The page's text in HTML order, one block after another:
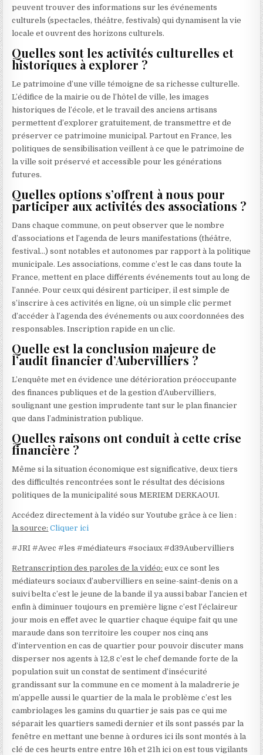
peuvent trouver des informations sur les événements
culturels (spectacles, théâtre, festivals) qui dynamisent la vie
locale et ouvrent des horizons culturels.
Quelles sont les activités culturelles et
historiques à explorer ?
Le patrimoine d’une ville témoigne de sa richesse culturelle.
L’édifice de la mairie ou de l’hôtel de ville, les images
historiques de l’école, et le travail des anciens artisans
permettent d’explorer gratuitement, de transmettre et de
préserver ce patrimoine municipal. Partout en France, les
politiques de sensibilisation veillent à ce que le patrimoine de
la ville soit préservé et accessible pour les générations
futures.
Quelles options s’offrent à nous pour
participer aux activités des associations ?
Dans chaque commune, on peut observer que le nombre
d’associations et l’agenda de leurs manifestations (théâtre,
festival…) sont notables et autonomes par rapport à la politique
municipale. Les associations, comme c’est le cas dans toute la
France, mettent en place différents événements tout au long de
l’année. Pour ceux qui désirent participer, il est simple de
s’inscrire à ces activités en ligne, où un simple clic permet
d’accéder à l’agenda des événements ou aux coordonnées des
responsables. Inscription rapide en un clic.
Quelle est la conclusion majeure de
l’audit financier d’Aubervilliers ?
L’enquête met en évidence une détérioration préoccupante
des finances publiques et de la gestion d’Aubervilliers,
soulignant une gestion imprudente tant sur le plan financier
que dans l’administration publique.
Quelles raisons ont conduit à cette crise
financière ?
Même si la situation économique est significative, deux tiers
des difficultés rencontrées sont le résultat des décisions
politiques de la municipalité sous MERIEM DERKAOUI.
Accédez directement à la vidéo sur Youtube grâce à ce lien :
la source: Cliquer ici
#JRI #Avec #les #médiateurs #sociaux #d39Aubervilliers
Retranscription des paroles de la vidéo: eux ce sont les
médiateurs sociaux d’aubervilliers en seine-saint-denis on a
suivi belta c’est le jeune de la bande il ya aussi babar l’ancien et
enfin à diminuer toujours en première ligne c’est l’éclaireur
jour mois en effet avec le quartier chaque équipe fait qu une
maraude dans son territoire les couper nos cinq ans
d’intervention en cas de quartier pour pouvoir discuter mans
disperser nos agents à 12,8 c’est le chef demande forte de la
population suit un constat de sentiment d’insécurité
grandissant sur la commune en ce moment à la maladrerie je
m’appelle aussi le quartier de la mala le problème c’est les
cambriolages les gamins du quartier je sais pas ce qui me
séparait les quartiers samedi dernier et ils sont passés par la
fenêtre en mettant une benne à ordures ici ils sont montés à la
clé de ces heurts entre entre 16h et 21h ici on est tous vigilants